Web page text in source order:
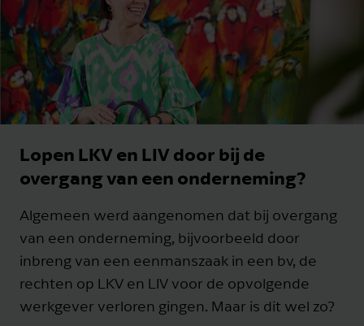
Lopen LKV en LIV door bij de
overgang van een onderneming?
Algemeen werd aangenomen dat bij overgang
van een onderneming, bijvoorbeeld door
inbreng van een eenmanszaak in een bv, de
rechten op LKV en LIV voor de opvolgende
werkgever verloren gingen. Maar is dit wel zo?